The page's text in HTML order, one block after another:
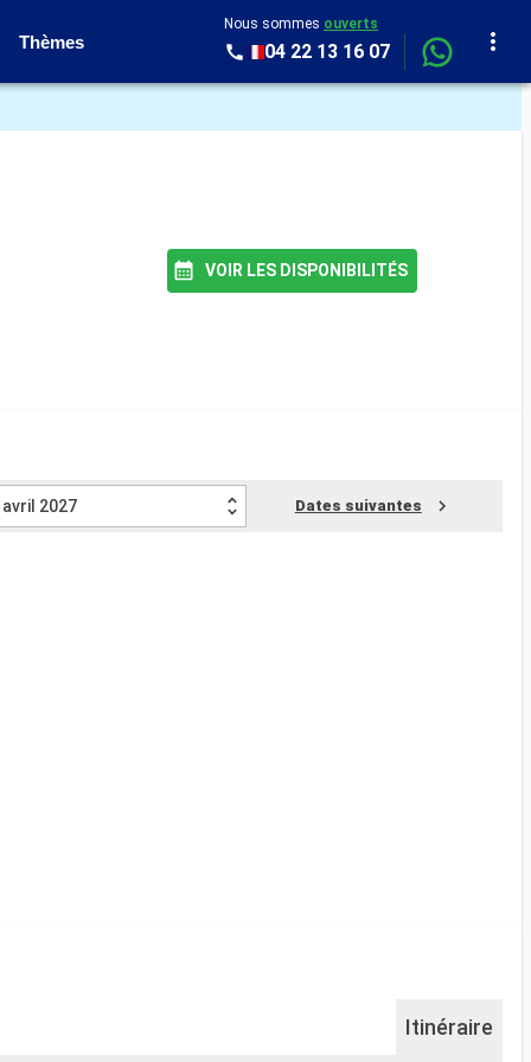
Thèmes
Nous sommes ouverts
04 22 13 16 07
VOIR LES DISPONIBILITÉS
avril 2027 Dates suivantes
Itinéraire